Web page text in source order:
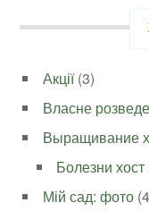
Акції(3)
Власне
Выращивание
Болезни
Мій сад: фото